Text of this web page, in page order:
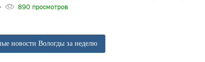
890 просмотров
новости Вологды за неделю